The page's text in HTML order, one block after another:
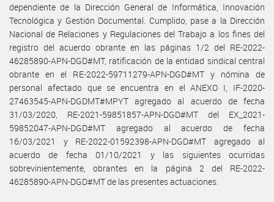
dependiente de la Dirección General de Informática, Innovación
Tecnológica y Gestión Documental. Cumplido, pase a la Dirección
Nacional de Relaciones y Regulaciones del Trabajo a los fines del
registro del acuerdo obrante en las páginas 1/2 del RE-2022-
46285890-APN-DGD#MT, ratificación de la entidad sindical central
obrante en el RE-2022-59711279-APN-DGD#MT y nómina de
personal afectado que se encuentra en el ANEXO I, IF-2020-
27463545-APN-DGDMT#MPYT agregado al acuerdo de fecha
31/03/2020, RE-2021-59851857-APN-DGD#MT del EX_2021-
59852047-APN-DGD#MT agregado al acuerdo de fecha
16/03/2021 y RE-2022-01592398-APN-DGD#MT agregado al
acuerdo de fecha 01/10/2021 y las siguientes ocurridas
sobrevinientemente, obrantes en la página 2 del RE-2022-
46285890-APN-DGD#MT de las presentes actuaciones.